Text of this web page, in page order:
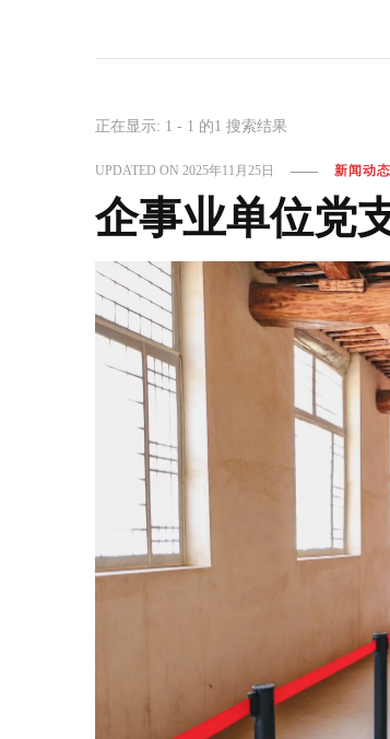
正在显示: 1 - 1 的1 搜索结果
UPDATED ON2025年11月25日 新闻动态
企事业单位党